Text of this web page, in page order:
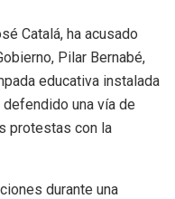
Catalá, ha acusado
Pilar Bernabé,
educativa instalada
una vía de
protestas con la
durante una